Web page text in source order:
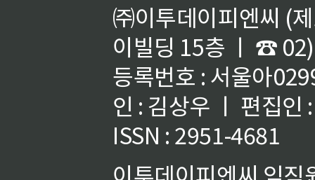
㈜이투데이피엔씨 (
이빌딩 15층 ㅣ ☎
등록번호 : 서울아
인 : 김상우 ㅣ 편집인
ISSN : 2951-4681